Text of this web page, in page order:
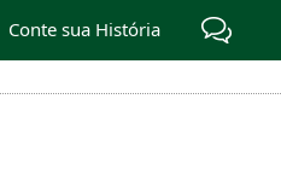
Conte sua História